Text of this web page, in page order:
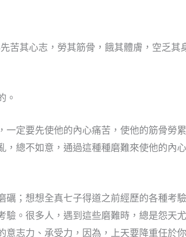
苦其心志，勞其筋骨，餓其體膚，空乏
。
一定要先使他的內心痛苦，使他的筋骨勞
，總不如意，通過這種種磨難來使他的內
礪；想想全真七子得道之前經歷的各種考
驗。很多人，遇到這些磨難時，總是怨天
意志力、承受力，因為，上天要降重任於